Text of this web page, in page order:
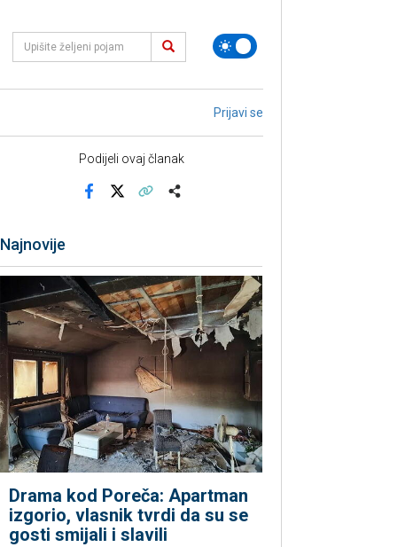
Prijavi se
Podijeli ovaj članak
Najnovije
Drama kod Poreča: Apartman
izgorio, vlasnik tvrdi da su se
gosti smijali i slavili